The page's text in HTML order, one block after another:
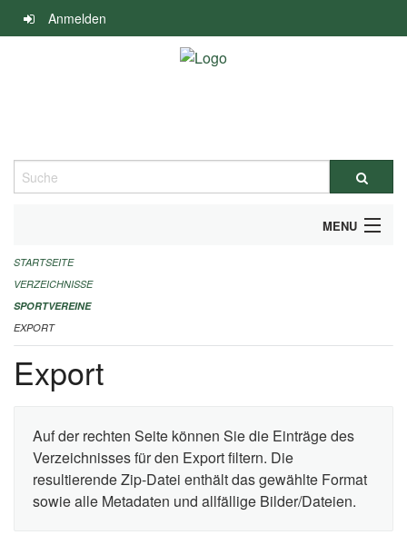
Navigation
überspringen
Anmelden
Suche
MENU
ALLGEMEINE INFORMATIONEN
FINANZIELLE UNTERSTÜTZUNG BENÖTIGT?
KONTAKT
STARTSEITE
VERZEICHNISSE
SPORTVEREINE
EXPORT
Export
Auf der rechten Seite können Sie die Einträge des
Verzeichnisses für den Export filtern. Die
resultierende Zip-Datei enthält das gewählte Format
sowie alle Metadaten und allfällige Bilder/Dateien.